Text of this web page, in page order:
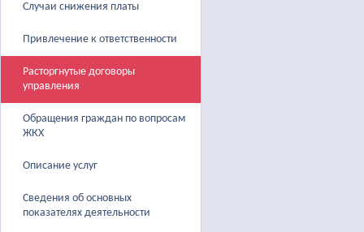
Случаи снижения платы
Привлечение к ответственности
Расторгнутые договоры
управления
Обращения граждан по вопросам
ЖКХ
Описание услуг
Сведения об основных
показателях деятельности